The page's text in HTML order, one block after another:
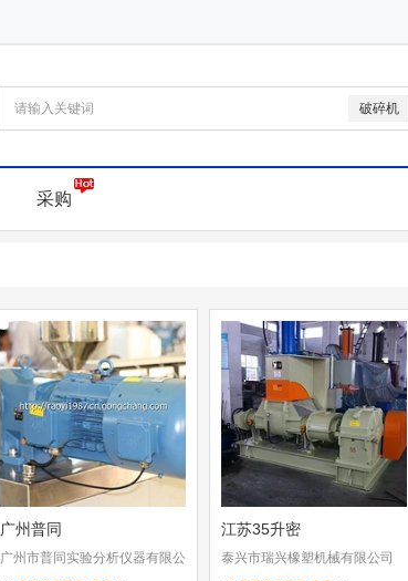
破碎机
采购
广州普同
广州市普同实验分析仪器有限公
江苏35升密
泰兴市瑞兴橡塑机械有限公司